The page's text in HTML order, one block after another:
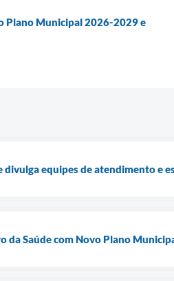
Plano Municipal 2026-2029 e
divulga equipes de atendimento e
da Saúde com Novo Plano